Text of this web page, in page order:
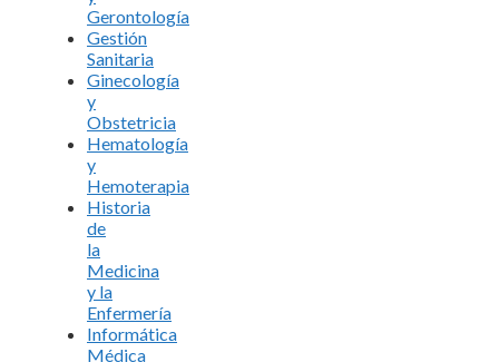
Gerontología
Gestión
Sanitaria
Ginecología
y
Obstetricia
Hematología
y
Hemoterapia
Historia
de
la
Medicina
y la
Enfermería
Informática
Médica